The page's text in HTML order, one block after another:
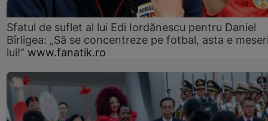
Sfatul de suflet al lui Edi Iordănescu pentru Daniel
Bîrligea: „Să se concentreze pe fotbal, asta e
lui!” www.fanatik.ro